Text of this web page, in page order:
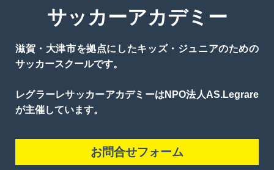
サッカーアカデミー
滋賀・大津市を拠点にしたキッズ・ジュニアのための
サッカースクールです。
レグラーレサッカーアカデミーはNPO法人AS.Legrare
が主催しています。
お問合せフォーム